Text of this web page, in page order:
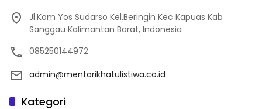
Jl.Kom Yos Sudarso Kel.Beringin Kec Kapuas Kab
Sanggau Kalimantan Barat, Indonesia
085250144972
admin@mentarikhatulistiwa.co.id
Kategori